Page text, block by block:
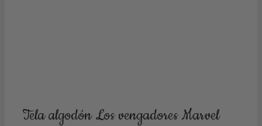
Tela algodón Los vengadores Marvel